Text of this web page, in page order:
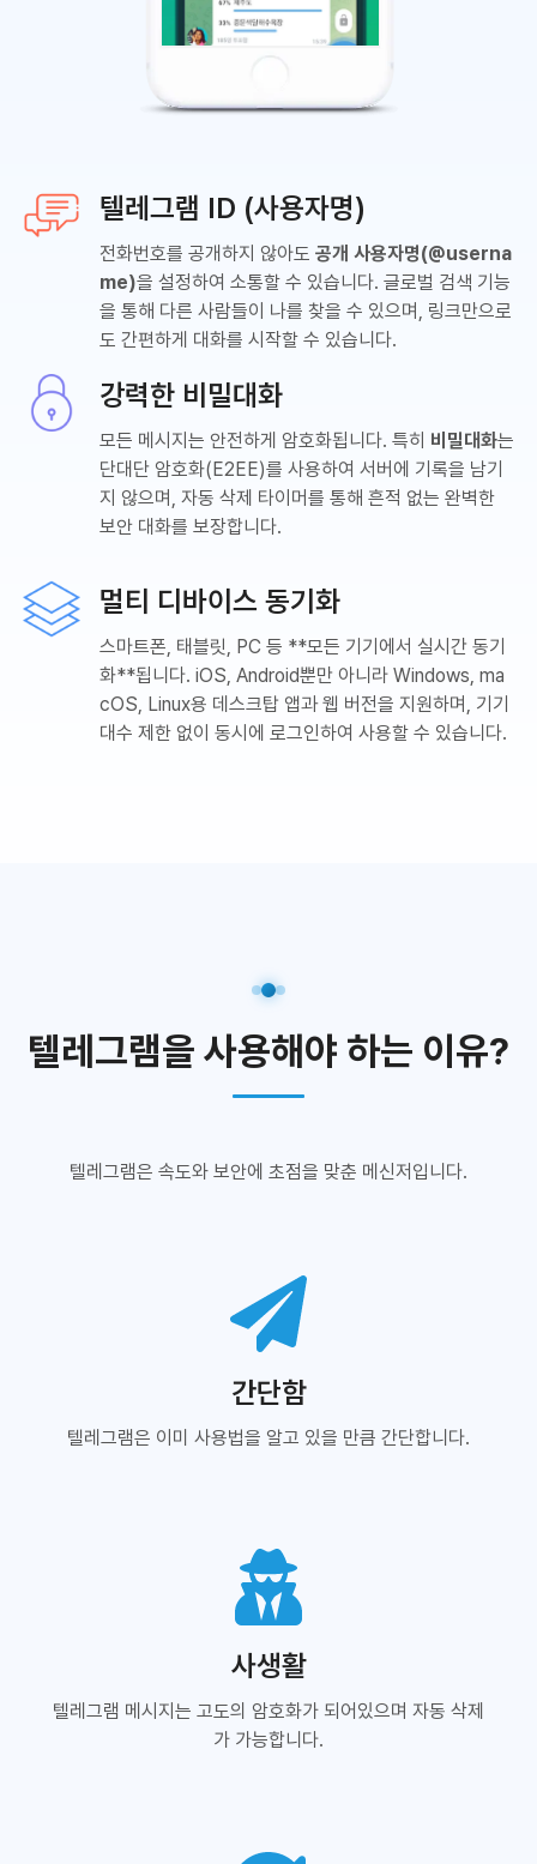
텔레그램 ID (사용자명)
전화번호를 공개하지 않아도 공개 사용자명(@userna
me)을 설정하여 소통할 수 있습니다. 글로벌 검색 기능
을 통해 다른 사람들이 나를 찾을 수 있으며, 링크만으로
도 간편하게 대화를 시작할 수 있습니다.
강력한 비밀대화
모든 메시지는 안전하게 암호화됩니다. 특히 비밀대화는
단대단 암호화(E2EE)를 사용하여 서버에 기록을 남기
지 않으며, 자동 삭제 타이머를 통해 흔적 없는 완벽한
보안 대화를 보장합니다.
멀티 디바이스 동기화
스마트폰, 태블릿, PC 등 **모든 기기에서 실시간 동기
화**됩니다. iOS, Android뿐만 아니라 Windows, ma
cOS, Linux용 데스크탑 앱과 웹 버전을 지원하며, 기기
대수 제한 없이 동시에 로그인하여 사용할 수 있습니다.
텔레그램을 사용해야 하는 이유?
텔레그램은 속도와 보안에 초점을 맞춘 메신저입니다.
간단함
텔레그램은 이미 사용법을 알고 있을 만큼 간단합니다.
사생활
텔레그램 메시지는 고도의 암호화가 되어있으며 자동 삭제
가 가능합니다.